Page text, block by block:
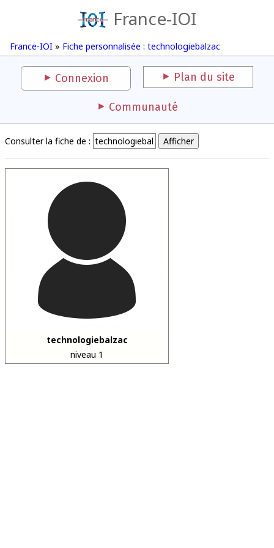
France-IOI
France-IOI » Fiche personnalisée : technologiebalzac
Connexion Plan du site
Communauté
Consulter la fiche de :
technologiebalzac
niveau 1